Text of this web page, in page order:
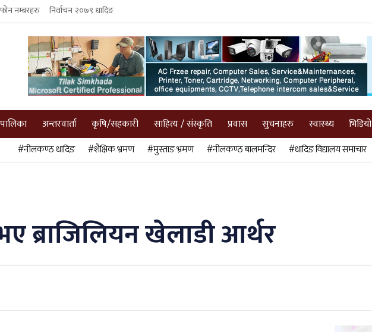
नम्बरहरु निर्वाचन २०७९ धादिङ
अन्तरवार्ता कृषि/सहकारी साहित्य / संस्कृति प्रवास सुचनाहरु स्वास्थ्य भिडियो
#नीलकण्ठ धादिङ #शैक्षिक भ्रमण #मुस्ताङ भ्रमण #नीलकण्ठ बालमन्दिर #धादिङ विद्यालय समाचार
ब्राजिलियन खेलाडी आर्थर